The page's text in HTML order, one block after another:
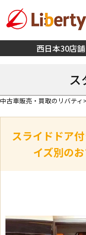
西日本30店
ス
中古車販売・買取のリバティ
スライドドア
イズ別の